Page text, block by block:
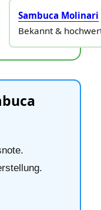
Sambuca Molinari
Bekannt &